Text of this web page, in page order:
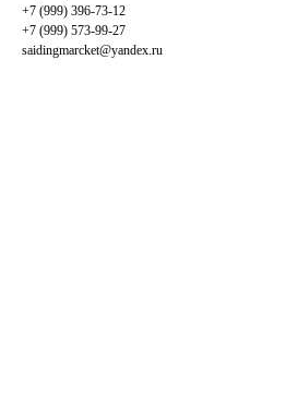
+7 (999) 396-73-12
+7 (999) 573-99-27
saidingmarcket@yandex.ru